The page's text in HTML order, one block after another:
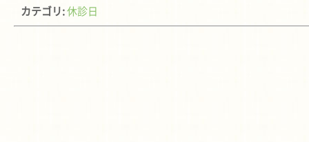
カテゴリ:休診日